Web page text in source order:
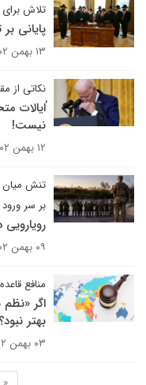
تلاش
پایانی
۱۳ بهمن ۱۴۰۲
نکاتی از
ٰایالات
نیست!
۱۲ بهمن ۱۴۰۲
تنش میان
بر سر
۰۹ بهمن ۱۴۰۲
منافع
اگر «نظم
بهتر نبود؟
۰۳ بهمن ۱۴۰۲